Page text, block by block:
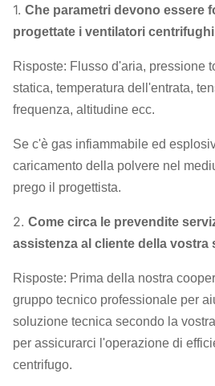
Facoltativo
componenti
accoppiamento
del motore, sensore
invertitore, sistema
monitoraggio
motore, di
sopraelevato ecc.
1. Che parametri devono essere
progettate i ventilatori
Risposte: Flusso d'aria, pressione
statica, temperatura dell'entrata,
frequenza, altitudine ecc.
Se c'è gas infiammabile ed
caricamento della polvere nel
prego il progettista.
2. Come circa le prevendite
assistenza al cliente della vostra
Risposte: Prima della nostra
gruppo tecnico professionale per
soluzione tecnica secondo la
per assicurarci l'operazione di
centrifugo.